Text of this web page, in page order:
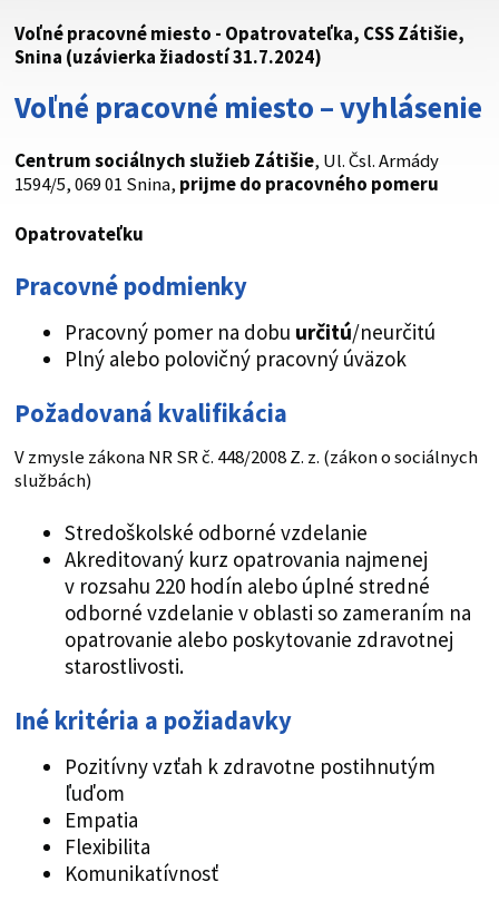
Voľné pracovné miesto - Opatrovateľka, CSS Zátišie,
Snina (uzávierka žiadostí 31.7.2024)
Voľné pracovné miesto – vyhlásenie
Centrum sociálnych služieb Zátišie, Ul. Čsl. Armády
1594/5, 069 01 Snina, prijme do pracovného pomeru
Opatrovateľku
Pracovné podmienky
Pracovný pomer na dobu určitú/neurčitú
Plný alebo polovičný pracovný úväzok
Požadovaná kvalifikácia
V zmysle zákona NR SR č. 448/2008 Z. z. (zákon o sociálnych
službách)
Stredoškolské odborné vzdelanie
Akreditovaný kurz opatrovania najmenej
v rozsahu 220 hodín alebo úplné stredné
odborné vzdelanie v oblasti so zameraním na
opatrovanie alebo poskytovanie zdravotnej
starostlivosti.
Iné kritéria a požiadavky
Pozitívny vzťah k zdravotne postihnutým
ľuďom
Empatia
Flexibilita
Komunikatívnosť